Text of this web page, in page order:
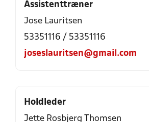
Assistenttræner
Jose Lauritsen
53351116 / 53351116
joseslauritsen@gmail.com
Holdleder
Jette Rosbjerg Thomsen